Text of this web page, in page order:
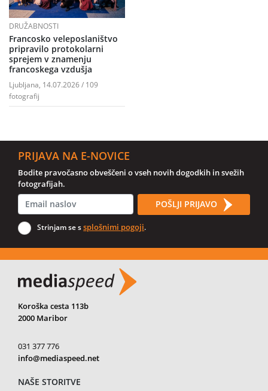
DRUŽABNOSTI
Francosko veleposlaništvo
pripravilo protokolarni
sprejem v znamenju
francoskega vzdušja
Ljubljana, 14.07.2026 / 109
fotografij
PRIJAVA NA E-NOVICE
Bodite pravočasno obveščeni o vseh novih dogodkih in svežih
fotografijah.
POŠLJI PRIJAVO
Strinjam se ssplošnimi pogoji.
Koroška cesta 113b
2000 Maribor
031 377 776
info@mediaspeed.net
NAŠE STORITVE